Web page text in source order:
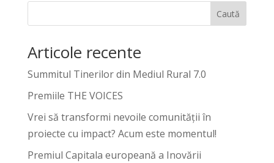
Caută
Articole recente
Summitul Tinerilor din Mediul Rural 7.0
Premiile THE VOICES
Vrei să transformi nevoile comunității în
proiecte cu impact? Acum este momentul!
Premiul Capitala europeană a Inovării